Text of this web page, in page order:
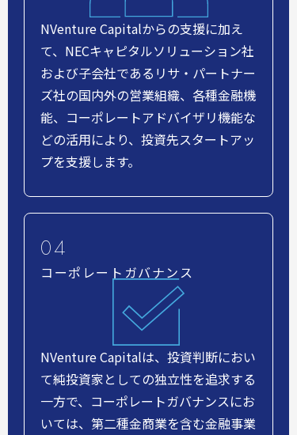
NVenture Capitalからの支援に加え
て、NECキャピタルソリューション社
および子会社であるリサ・パートナー
ズ社の国内外の営業組織、各種金融機
能、コーポレートアドバイザリ機能な
どの活用により、投資先スタートアッ
プを支援します。
コーポレートガバナンス
NVenture Capitalは、投資判断におい
て純投資家としての独立性を追求する
一方で、コーポレートガバナンスにお
いては、第二種金商業を含む金融事業